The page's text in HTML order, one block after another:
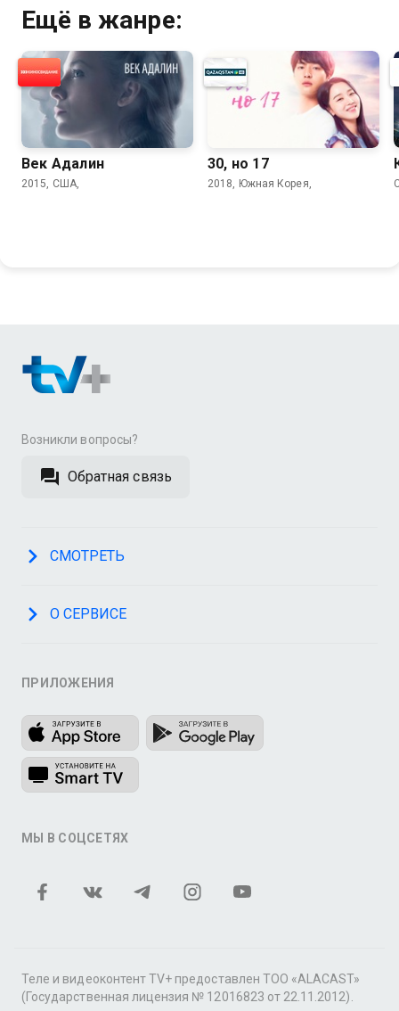
Ещё в жанре:
Век Адалин
2015, США,
30, но 17
2018, Южная Корея,
Возникли вопросы?
Обратная связь
СМОТРЕТЬ
О СЕРВИСЕ
ПРИЛОЖЕНИЯ
МЫ В СОЦСЕТЯХ
Теле и видеоконтент TV+ предоставлен ТОО «ALACAST»
(Государственная лицензия № 12016823 от 22.11.2012).